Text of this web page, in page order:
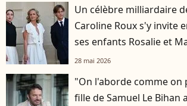
Un célèbre milliardaire
Caroline Roux s'y invite
ses enfants Rosalie et
28 mai 2026
"On l'aborde comme on
fille de Samuel Le Bihan